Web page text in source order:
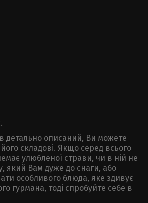
детально описаний, Ви можете
його складові. Якщо серед всього
улюбленої страви, чи в ній не
який Вам дуже до снаги, або
особливого блюда, яке здивує
гурмана, тоді спробуйте себе в